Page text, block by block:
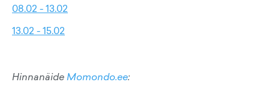
08.02 - 13.02
13.02 - 15.02
HinnanäideMomondo.ee: